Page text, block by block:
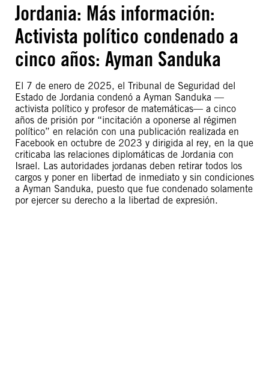
Jordania: Más información:
Activista político condenado a
cinco años: Ayman Sanduka
El 7 de enero de 2025, el Tribunal de Seguridad del
Estado de Jordania condenó a Ayman Sanduka —
activista político y profesor de matemáticas— a cinco
años de prisión por “incitación a oponerse al régimen
político” en relación con una publicación realizada en
Facebook en octubre de 2023 y dirigida al rey, en la que
criticaba las relaciones diplomáticas de Jordania con
Israel. Las autoridades jordanas deben retirar todos los
cargos y poner en libertad de inmediato y sin condiciones
a Ayman Sanduka, puesto que fue condenado solamente
por ejercer su derecho a la libertad de expresión.